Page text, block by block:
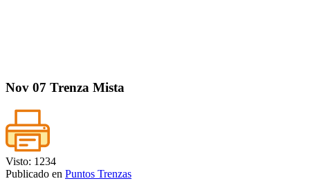
Nov 07 Trenza Mista
Visto: 1234
Publicado en Puntos Trenzas